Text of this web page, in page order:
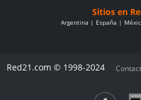
Sitios en
Argentina España
Red21.com © 1998-2024